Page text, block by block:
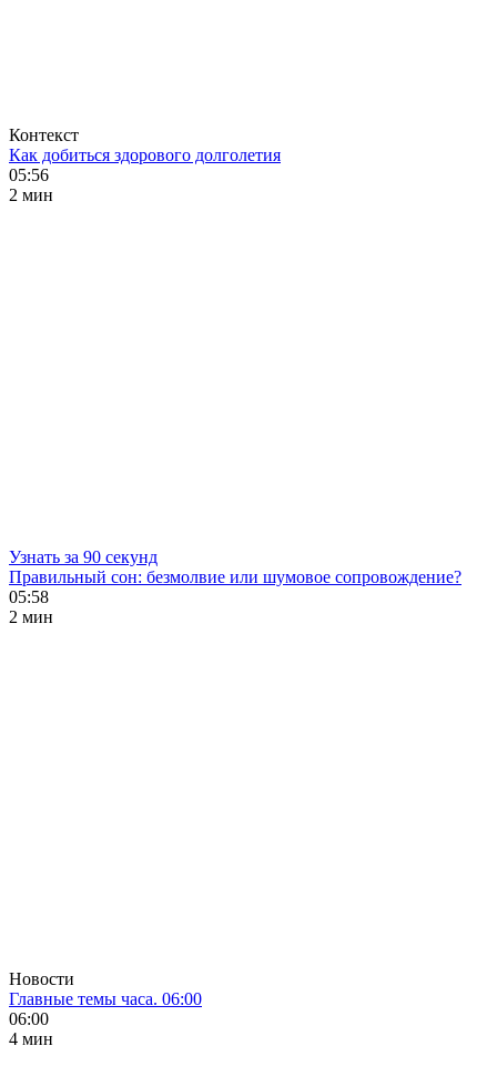
Контекст
Как добиться здорового долголетия
05:56
2 мин
Узнать за 90 секунд
Правильный сон: безмолвие или шумовое сопровождение?
05:58
2 мин
Новости
Главные темы часа. 06:00
06:00
4 мин